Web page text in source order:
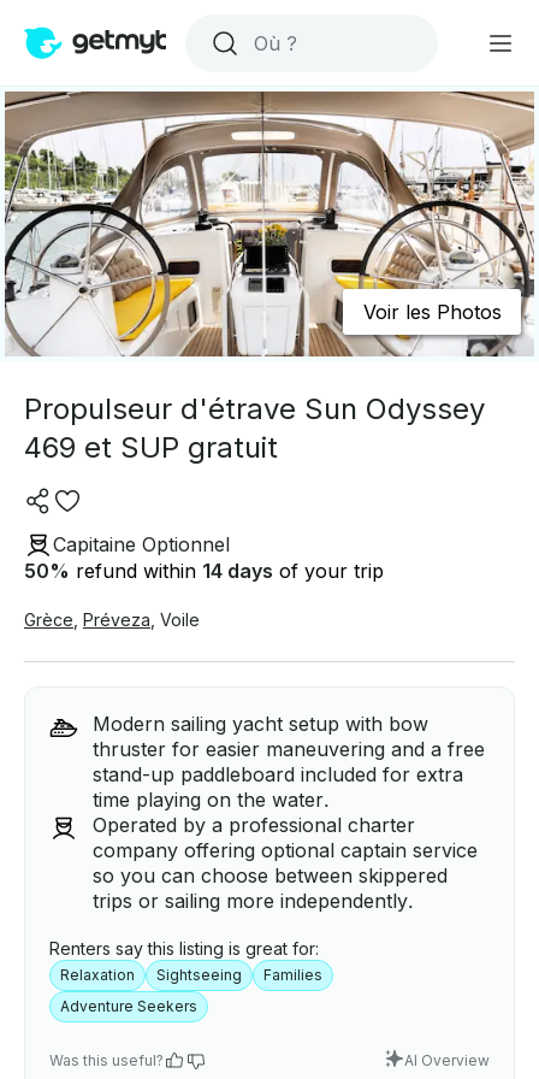
Voir les Photos
Propulseur d'étrave Sun Odyssey
469 et SUP gratuit
Capitaine Optionnel
50% refund within 14 days of your trip
Grèce Préveza Voile
Modern sailing yacht setup with bow
thruster for easier maneuvering and a free
stand-up paddleboard included for extra
time playing on the water.
Operated by a professional charter
company offering optional captain service
so you can choose between skippered
trips or sailing more independently.
Renters say this listing is great for:
Relaxation Sightseeing
Families
Adventure Seekers
Was this useful? AI Overview